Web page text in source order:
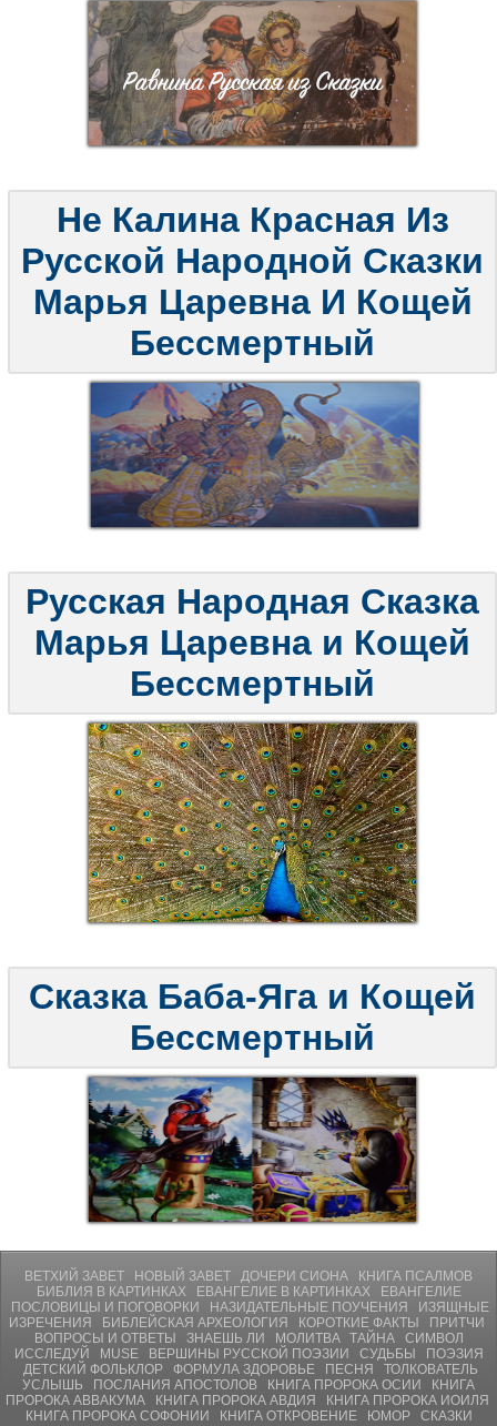
Не Калина Красная Из
Русской Народной Сказки
Марья Царевна И Кощей
Бессмертный
Русская Народная Сказка
Марья Царевна и Кощей
Бессмертный
Сказка Баба-Яга и Кощей
Бессмертный
ВЕТХИЙ ЗАВЕТ НОВЫЙ ЗАВЕТ ДОЧЕРИ СИОНА
КНИГА ПСАЛМОВ
БИБЛИЯ В КАРТИНКАХ
ЕВАНГЕЛИЕ В КАРТИНКАХ
ЕВАНГЕЛИЕ
ПОСЛОВИЦЫ И ПОГОВОРКИ
НАЗИДАТЕЛЬНЫЕ ПОУЧЕНИЯ
ИЗЯЩНЫЕ
ИЗРЕЧЕНИЯ
БИБЛЕЙСКАЯ АРХЕОЛОГИЯ КОРОТКИЕ ФАКТЫ
ПРИТЧИ
ВОПРОСЫ И ОТВЕТЫ
ЗНАЕШЬ ЛИ МОЛИТВA ТАЙНА
СИМВОЛ
ИССЛЕДУЙ
MUSE ВЕРШИНЫ РУССКОЙ ПОЭЗИИ СУДЬБЫ
ПОЭЗИЯ
ДЕТСКИЙ ФОЛЬКЛОР
ФОРМУЛА ЗДОРОВЬЕ ПЕСНЯ
ТОЛКОВАТЕЛЬ
УСЛЫШЬ
ПОСЛАНИЯ АПОСТОЛОВ КНИГА ПРОРОКА ОСИИ
КНИГА
ПРОРОКА АВВАКУМА
КНИГА ПРОРОКА АВДИЯ
КНИГА ПРОРОКА ИОИЛЯ
КНИГА ПРОРОКА СОФОНИИ
КНИГА ОТКРОВЕНИЕ ЮМОР
СКАЗКИ